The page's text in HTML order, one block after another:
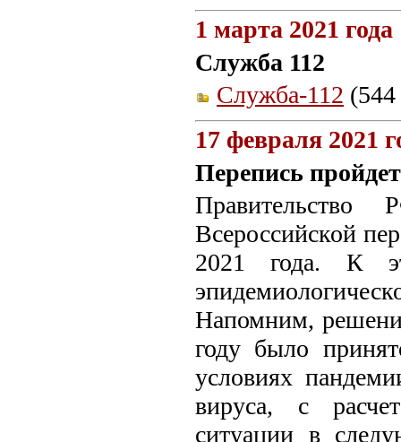
1 марта 2021 года
Служба 112
Служба-112
17 февраля 2021
Перепись
Всероссийской
2021 года. К
Напомним,
году было
условиях
вируса, с
ситуации в